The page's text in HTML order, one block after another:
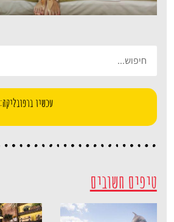
לחצו
עכשיו ברפובליקה:
טיפים חשובים